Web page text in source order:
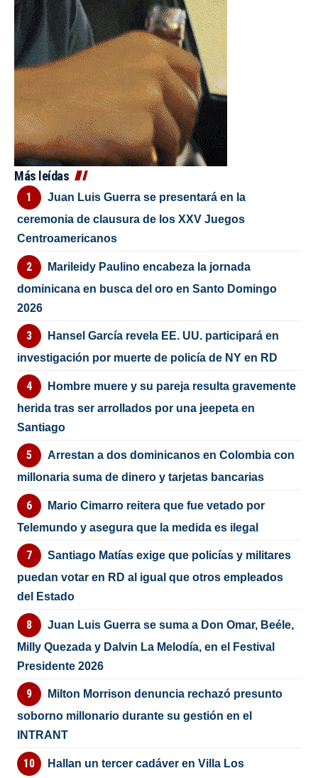
Más leídas
Juan Luis Guerra se presentará en la
ceremonia de clausura de los XXV Juegos
Centroamericanos
Marileidy Paulino encabeza la jornada
dominicana en busca del oro en Santo Domingo
2026
Hansel García revela EE. UU. participará en
investigación por muerte de policía de NY en RD
Hombre muere y su pareja resulta gravemente
herida tras ser arrollados por una jeepeta en
Santiago
Arrestan a dos dominicanos en Colombia con
millonaria suma de dinero y tarjetas bancarias
Mario Cimarro reitera que fue vetado por
Telemundo y asegura que la medida es ilegal
Santiago Matías exige que policías y militares
puedan votar en RD al igual que otros empleados
del Estado
Juan Luis Guerra se suma a Don Omar, Beéle,
Milly Quezada y Dalvin La Melodía, en el Festival
Presidente 2026
Milton Morrison denuncia rechazó presunto
soborno millonario durante su gestión en el
INTRANT
Hallan un tercer cadáver en Villa Los